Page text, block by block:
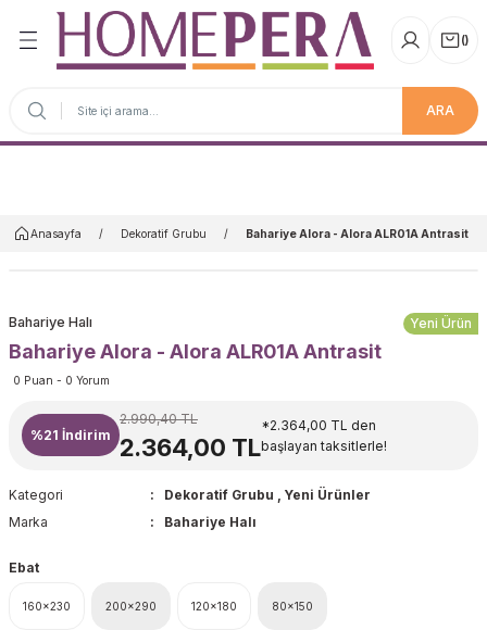
ARA
()
Anasayfa Dekoratif Grubu Bahariye Alora - Alora ALR01A Antrasit
Yeni Ürün
Bahariye Halı
Bahariye Alora - Alora ALR01A Antrasit
0 Puan - 0 Yorum
%21 İndirim
2.990,40 TL
2.364,00 TL
*2.364,00 TL den
başlayan taksitlerle!
Kategori Dekoratif Grubu
Yeni Ürünler
Marka
Bahariye Halı
Ebat
160x230 200x290 120x180 80x150